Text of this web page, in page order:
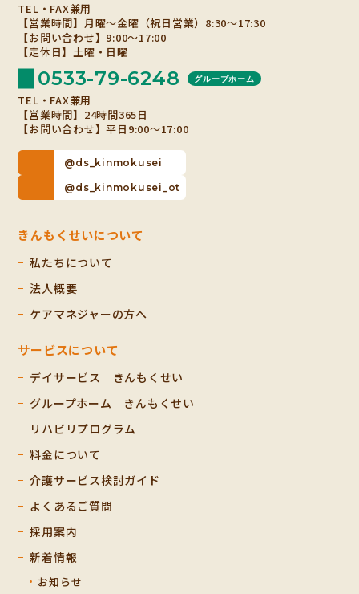
TEL・FAX兼用
【営業時間】月曜～金曜（祝日営業）8:30～17:30
【お問い合わせ】9:00～17:00
【定休日】土曜・日曜
0533-79-6248 グループホーム
TEL・FAX兼用
【営業時間】24時間365日
【お問い合わせ】平日9:00～17:00
@ds_kinmokusei
@ds_kinmokusei_ot
きんもくせいについて
私たちについて
法人概要
ケアマネジャーの方へ
サービスについて
デイサービス きんもくせい
グループホーム きんもくせい
リハビリプログラム
料金について
介護サービス検討ガイド
よくあるご質問
採用案内
新着情報
お知らせ